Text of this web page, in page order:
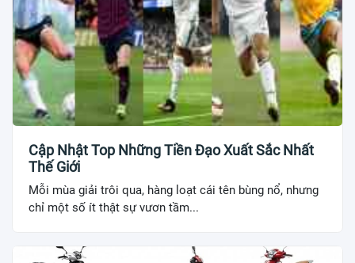
Cập Nhật Top Những Tiền Đạo Xuất Sắc Nhất
Thế Giới
Mỗi mùa giải trôi qua, hàng loạt cái tên bùng nổ, nhưng
chỉ một số ít thật sự vươn tầm...